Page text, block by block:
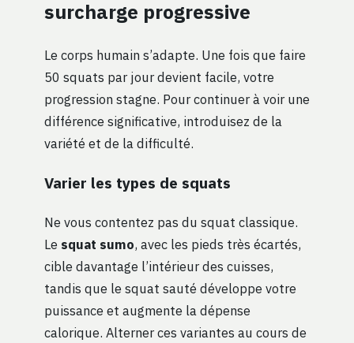
surcharge progressive
Le corps humain s’adapte. Une fois que faire
50 squats par jour devient facile, votre
progression stagne. Pour continuer à voir une
différence significative, introduisez de la
variété et de la difficulté.
Varier les types de squats
Ne vous contentez pas du squat classique.
Le squat sumo, avec les pieds très écartés,
cible davantage l’intérieur des cuisses,
tandis que le squat sauté développe votre
puissance et augmente la dépense
calorique. Alterner ces variantes au cours de